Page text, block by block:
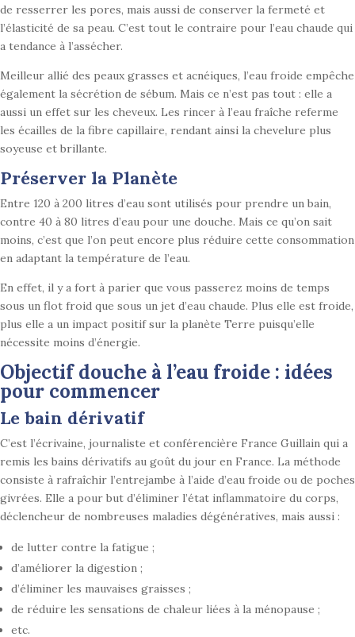
de resserrer les pores, mais aussi de conserver la fermeté et
l’élasticité de sa peau. C’est tout le contraire pour l’eau chaude qui
a tendance à l’assécher.
Meilleur allié des peaux grasses et acnéiques, l’eau froide empêche
également la sécrétion de sébum. Mais ce n’est pas tout : elle a
aussi un effet sur les cheveux. Les rincer à l’eau fraîche referme
les écailles de la fibre capillaire, rendant ainsi la chevelure plus
soyeuse et brillante.
Préserver la Planète
Entre 120 à 200 litres d’eau sont utilisés pour prendre un bain,
contre 40 à 80 litres d’eau pour une douche. Mais ce qu’on sait
moins, c’est que l’on peut encore plus réduire cette consommation
en adaptant la température de l’eau.
En effet, il y a fort à parier que vous passerez moins de temps
sous un flot froid que sous un jet d’eau chaude. Plus elle est froide,
plus elle a un impact positif sur la planète Terre puisqu’elle
nécessite moins d’énergie.
Objectif douche à l’eau froide : idées
pour commencer
Le bain dérivatif
C’est l’écrivaine, journaliste et conférencière France Guillain qui a
remis les bains dérivatifs au goût du jour en France. La méthode
consiste à rafraîchir l’entrejambe à l’aide d’eau froide ou de poches
givrées. Elle a pour but d’éliminer l’état inflammatoire du corps,
déclencheur de nombreuses maladies dégénératives, mais aussi :
de lutter contre la fatigue ;
d’améliorer la digestion ;
d’éliminer les mauvaises graisses ;
de réduire les sensations de chaleur liées à la ménopause ;
etc.